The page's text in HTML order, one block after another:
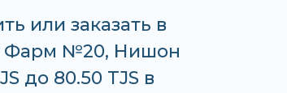
или заказать в
Фарм №20, Нишон
до 80.50 TJS в